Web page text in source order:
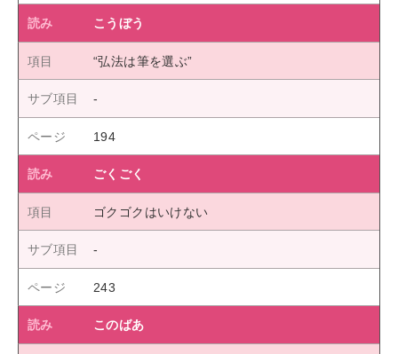
こうぼう
“弘法は筆を選ぶ”
194
ごくごく
ゴクゴクはいけない
243
このばあ